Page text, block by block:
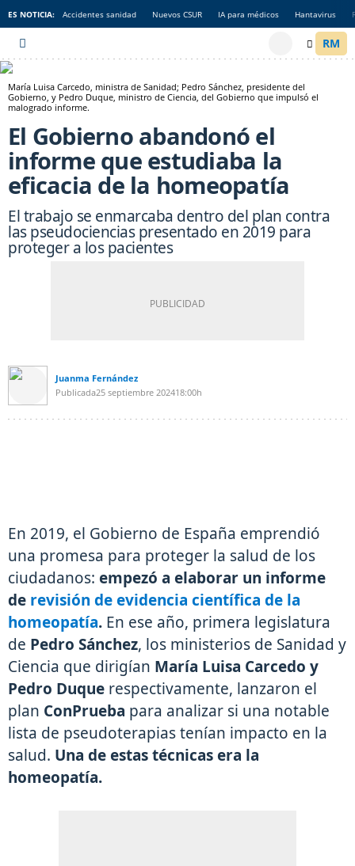
ES NOTICIA: Accidentes sanidad Nuevos CSUR IA para médicos Hantavirus
María Luisa Carcedo, ministra de Sanidad; Pedro Sánchez, presidente del
Gobierno, y Pedro Duque, ministro de Ciencia, del Gobierno que impulsó el
malogrado informe.
El Gobierno abandonó el
informe que estudiaba la
eficacia de la homeopatía
El trabajo se enmarcaba dentro del plan contra
las pseudociencias presentado en 2019 para
proteger a los pacientes
Juanma Fernández
Publicada25 septiembre 202418:00h
En 2019, el Gobierno de España emprendió
una promesa para proteger la salud de los
ciudadanos: empezó a elaborar un informe
de revisión de evidencia científica de la
homeopatía. En ese año, primera legislatura
de Pedro Sánchez, los ministerios de Sanidad y
Ciencia que dirigían María Luisa Carcedo y
Pedro Duque respectivamente, lanzaron el
plan ConPrueba para analizar si una notable
lista de pseudoterapias tenían impacto en la
salud. Una de estas técnicas era la
homeopatía.